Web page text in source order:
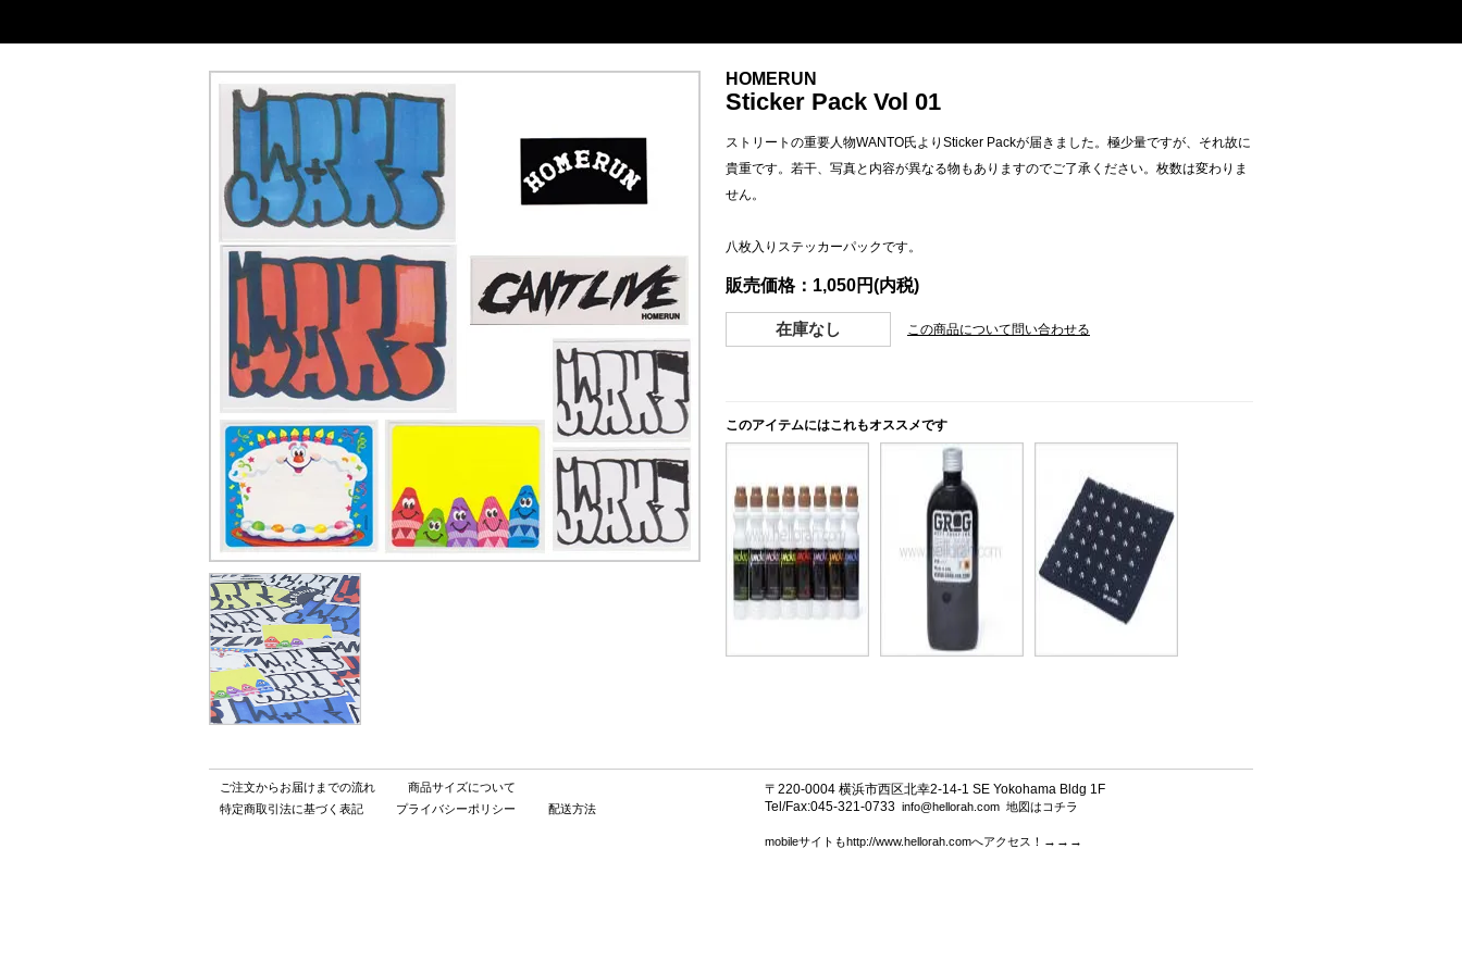
HOMERUN
Sticker Pack Vol 01
ストリートの重要人物WANTO氏よりSticker Packが届きました。極少量ですが、それ故に
貴重です。若干、写真と内容が異なる物もありますのでご了承ください。枚数は変わりま
せん。
八枚入りステッカーパックです。
販売価格：1,050円(内税)
在庫なし この商品について問い合わせる
このアイテムにはこれもオススメです
ご注文からお届けまでの流れ
商品サイズについて
特定商取引法に基づく表記
プライバシーポリシー 配送方法
〒220-0004 横浜市西区北幸2-14-1 SE Yokohama Bldg 1F
Tel/Fax:045-321-0733 info@hellorah.com 地図はコチラ
mobileサイトもhttp://www.hellorah.comへアクセス！ →→→